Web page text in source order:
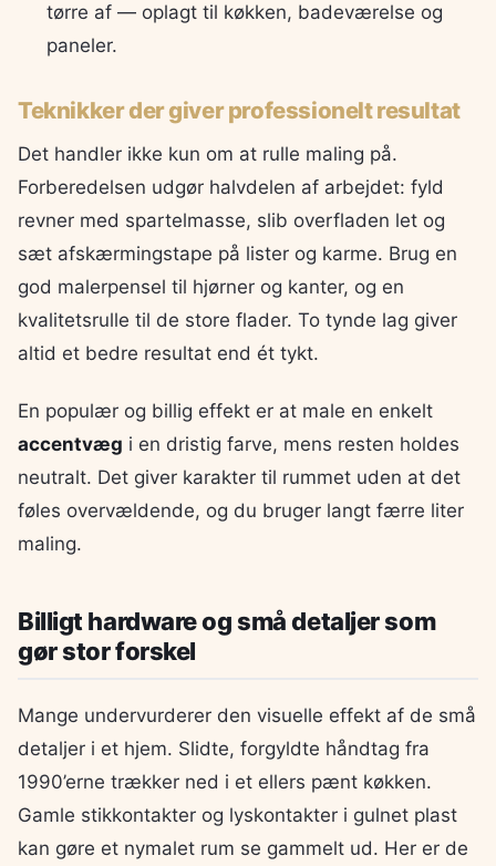
tørre af — oplagt til køkken, badeværelse og
paneler.
Teknikker der giver professionelt resultat
Det handler ikke kun om at rulle maling på.
Forberedelsen udgør halvdelen af arbejdet: fyld
revner med spartelmasse, slib overfladen let og
sæt afskærmingstape på lister og karme. Brug en
god malerpensel til hjørner og kanter, og en
kvalitetsrulle til de store flader. To tynde lag giver
altid et bedre resultat end ét tykt.
En populær og billig effekt er at male en enkelt
accentvæg i en dristig farve, mens resten holdes
neutralt. Det giver karakter til rummet uden at det
føles overvældende, og du bruger langt færre liter
maling.
Billigt hardware og små detaljer som
gør stor forskel
Mange undervurderer den visuelle effekt af de små
detaljer i et hjem. Slidte, forgyldte håndtag fra
1990’erne trækker ned i et ellers pænt køkken.
Gamle stikkontakter og lyskontakter i gulnet plast
kan gøre et nymalet rum se gammelt ud. Her er de